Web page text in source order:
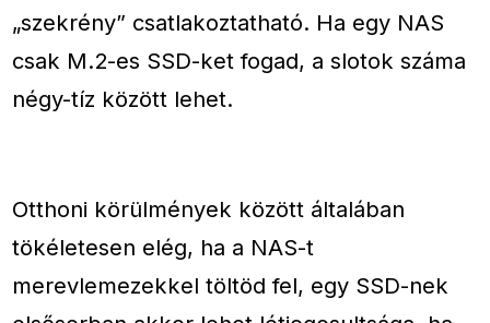
„szekrény” csatlakoztatható. Ha egy NAS
csak M.2-es SSD-ket fogad, a slotok száma
négy-tíz között lehet.
Otthoni körülmények között általában
tökéletesen elég, ha a NAS-t
merevlemezekkel töltöd fel, egy SSD-nek